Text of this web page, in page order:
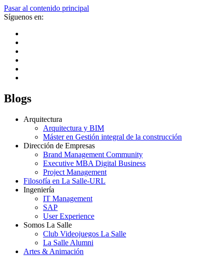
Pasar al contenido principal
Síguenos en:
Blogs
Arquitectura
Arquitectura y BIM
Máster en Gestión integral de la construcción
Dirección de Empresas
Brand Management Community
Executive MBA Digital Business
Project Management
Filosofía en La Salle-URL
Ingeniería
IT Management
SAP
User Experience
Somos La Salle
Club Videojuegos La Salle
La Salle Alumni
Artes & Animación